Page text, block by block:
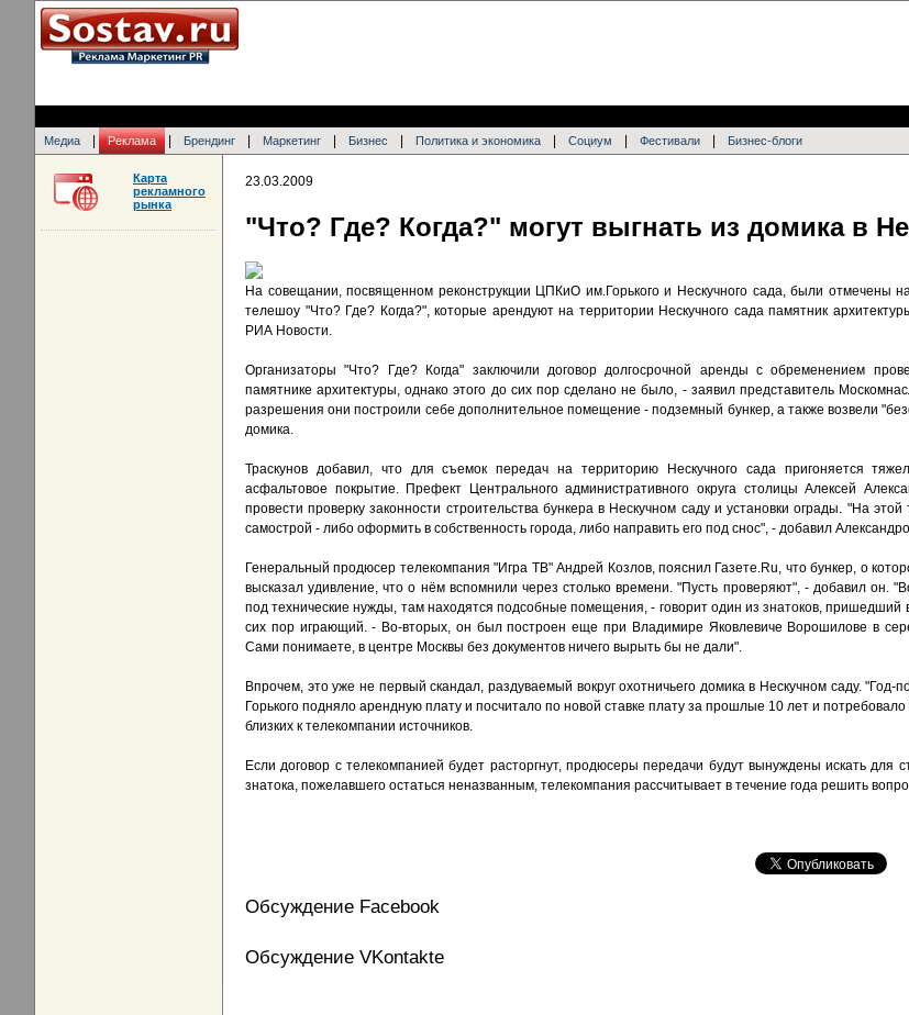
Медиа Реклама Брендинг Маркетинг Бизнес Политика и экономика Социум Фестивали Бизнес-блоги
23.03.2009
"Что? Где? Когда?" могут выгнать из домика в
На совещании, посвященном реконструкции ЦПКиО им.Горького и Нескучного сада, были отмечены
телешоу "Что? Где? Когда?", которые арендуют на территории Нескучного сада памятник
РИА Новости.
Организаторы "Что? Где? Когда" заключили договор долгосрочной аренды с обременением
памятнике архитектуры, однако этого до сих пор сделано не было, - заявил представитель
разрешения они построили себе дополнительное помещение - подземный бункер, а также возвели
домика.
Траскунов добавил, что для съемок передач на территорию Нескучного сада пригоняется
асфальтовое покрытие. Префект Центрального административного округа столицы Алексей
провести проверку законности строительства бункера в Нескучном саду и установки ограды. "На
самострой - либо оформить в собственность города, либо направить его под снос", - добавил
Генеральный продюсер телекомпания "Игра ТВ" Андрей Козлов, пояснил Газете.Ru, что бункер, о
высказал удивление, что о нём вспомнили через столько времени. "Пусть проверяют", - добавил он.
под технические нужды, там находятся подсобные помещения, - говорит один из знатоков, пришедший
сих пор играющий. - Во-вторых, он был построен еще при Владимире Яковлевиче Ворошилове в
Сами понимаете, в центре Москвы без документов ничего вырыть бы не дали".
Впрочем, это уже не первый скандал, раздуваемый вокруг охотничьего домика в Нескучном саду.
Горького подняло арендную плату и посчитало по новой ставке плату за прошлые 10 лет и
близких к телекомпании источников.
Если договор с телекомпанией будет расторгнут, продюсеры передачи будут вынуждены искать для
знатока, пожелавшего остаться неназванным, телекомпания рассчитывает в течение года решить
Обсуждение Facebook
Обсуждение VKontakte
Карта
рекламного
рынка